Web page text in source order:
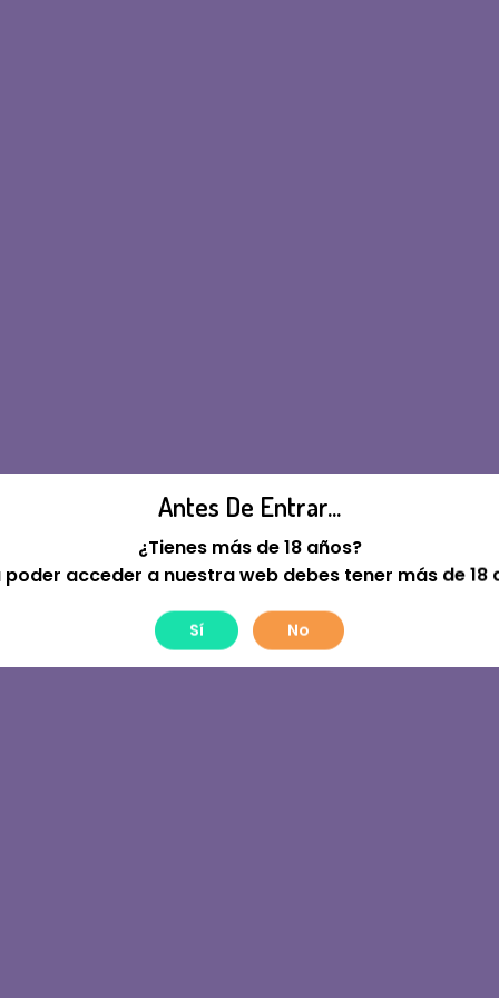
Antes De Entrar...
¿Tienes más de 18 años?
poder acceder a nuestra web debes tener más de 18
Sí No
Estamos